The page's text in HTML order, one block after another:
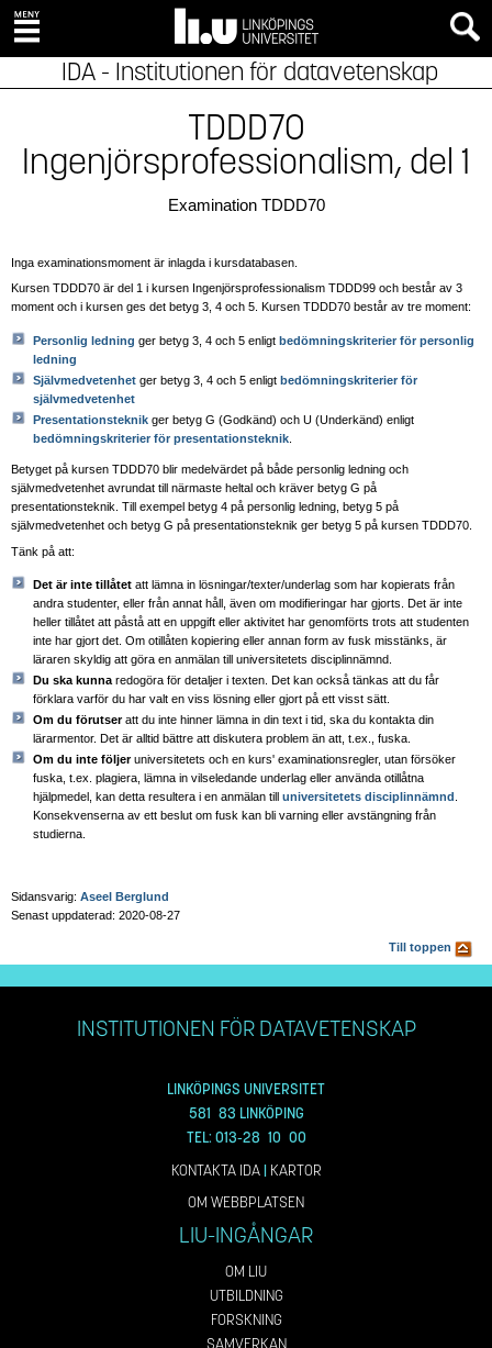
IDA - Institutionen för datavetenskap
TDDD70
Ingenjörsprofessionalism, del 1
Examination TDDD70
Inga examinationsmoment är inlagda i kursdatabasen.
Kursen TDDD70 är del 1 i kursen Ingenjörsprofessionalism TDDD99 och består av 3
moment och i kursen ges det betyg 3, 4 och 5. Kursen TDDD70 består av tre moment:
Personlig ledning ger betyg 3, 4 och 5 enligt bedömningskriterier för personlig
ledning
Självmedvetenhet ger betyg 3, 4 och 5 enligt bedömningskriterier för
självmedvetenhet
Presentationsteknik ger betyg G (Godkänd) och U (Underkänd) enligt
bedömningskriterier för presentationsteknik
Betyget på kursen TDDD70 blir medelvärdet på både personlig ledning och
självmedvetenhet avrundat till närmaste heltal och kräver betyg G på
presentationsteknik. Till exempel betyg 4 på personlig ledning, betyg 5 på
självmedvetenhet och betyg G på presentationsteknik ger betyg 5 på kursen TDDD70.
Tänk på att:
Det är inte tillåtet att lämna in lösningar/texter/underlag som har kopierats från
andra studenter, eller från annat håll, även om modifieringar har gjorts. Det är inte
heller tillåtet att påstå att en uppgift eller aktivitet har genomförts trots att studenten
inte har gjort det. Om otillåten kopiering eller annan form av fusk misstänks, är
läraren skyldig att göra en anmälan till universitetets disciplinnämnd.
Du ska kunna redogöra för detaljer i texten. Det kan också tänkas att du får
förklara varför du har valt en viss lösning eller gjort på ett visst sätt.
Om du förutseratt du inte hinner lämna in din text i tid, ska du kontakta din
lärarmentor. Det är alltid bättre att diskutera problem än att, t.ex., fuska.
Om du inte följeruniversitetets och en kurs' examinationsregler, utan försöker
fuska, t.ex. plagiera, lämna in vilseledande underlag eller använda otillåtna
hjälpmedel, kan detta resultera i en anmälan till universitetets disciplinnämnd
Konsekvenserna av ett beslut om fusk kan bli varning eller avstängning från
studierna.
Sidansvarig: Aseel Berglund
Senast uppdaterad: 2020-08-27
Till toppen
INSTITUTIONEN FÖR DATAVETENSKAP
LINKÖPINGS UNIVERSITET
581 83 LINKÖPING
TEL: 013-28 10 00
KONTAKTA IDA| KARTOR
OM WEBBPLATSEN
LIU-INGÅNGAR
OM LIU
UTBILDNING
FORSKNING
SAMVERKAN